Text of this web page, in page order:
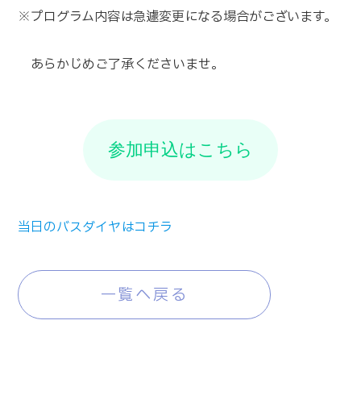
※プログラム内容は急遽変更になる場合がございます。
あらかじめご了承くださいませ。
参加申込はこちら
当日のバスダイヤはコチラ
一覧へ戻る